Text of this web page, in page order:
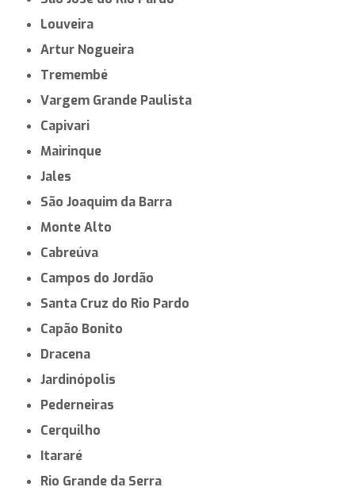
Louveira
Artur Nogueira
Tremembé
Vargem Grande Paulista
Capivari
Mairinque
Jales
São Joaquim da Barra
Monte Alto
Cabreúva
Campos do Jordão
Santa Cruz do Rio Pardo
Capão Bonito
Dracena
Jardinópolis
Pederneiras
Cerquilho
Itararé
Rio Grande da Serra